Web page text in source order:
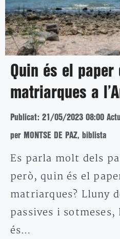
Quin és el paper
matriarques a
Publicat: 21/05/2023 08:00
per MONTSE DE PAZ, biblista
Es parla molt dels
però, quin és el
matriarques? Lluny
passives i
és…